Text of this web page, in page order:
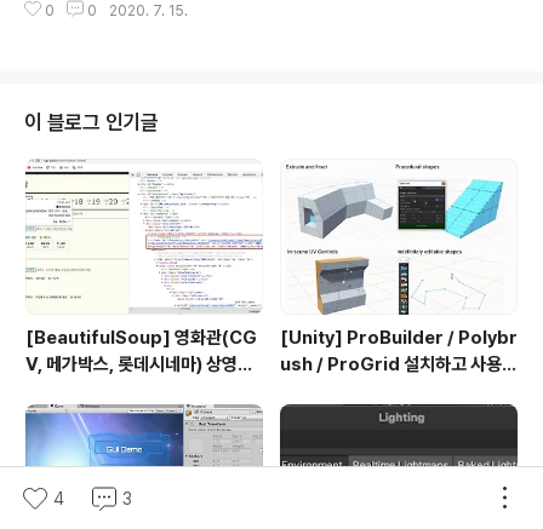
스는 2차원 데이터를 효율적으로 가공/처리할 수 있는 다
에서 나온 재밌는 것들을 한번 해보고 정리하고 싶어서 살
짝 판다스를 맛보겠습니다=!! [2] 캐글에서 데이터 다운받
기 책에서는 타이타닉 데이터를 썼는데, 캐글의 데이터 셋
을 보다가 재밌을 것 같아서 골랐어요-! 유투브 트렌드 분
석! www.kaggle.com/datasnaek/youtube-new?s
elect=..
0 0 2020. 7. 15.
이 블로그 인기글
[BeautifulSoup] 영화관(CG
V, 메가박스, 롯데시네마) 상영시
[Unity] ProBuilder / Polybr
ush / ProGrid 설치하고 사용하
4 3